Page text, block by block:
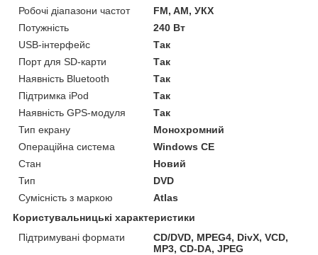
Робочі діапазони частот
FM, AM, УКХ
Потужність
240 Вт
USB-інтерфейс
Так
Порт для SD-карти
Так
Наявність Bluetooth
Так
Підтримка iPod
Так
Наявність GPS-модуля
Так
Тип екрану
Монохромний
Операційна система
Windows CE
Стан
Новий
Тип
DVD
Сумісність з маркою
Atlas
Користувальницькі характеристики
Підтримувані формати
CD/DVD, MPEG4, DivX, VCD,
MP3, CD-DA, JPEG